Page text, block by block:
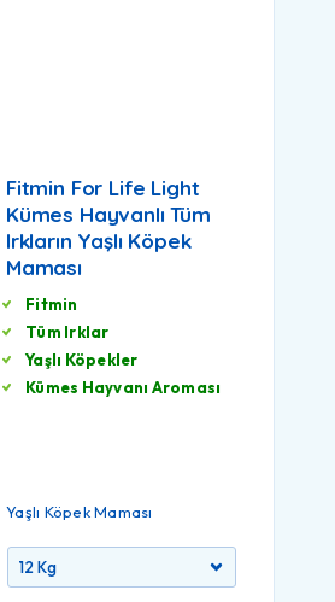
Fitmin For Life Light
Kümes Hayvanlı Tüm
Irkların Yaşlı Köpek
Maması
Fitmin
Tüm Irklar
Yaşlı Köpekler
Kümes Hayvanı Aroması
Yaşlı Köpek Maması